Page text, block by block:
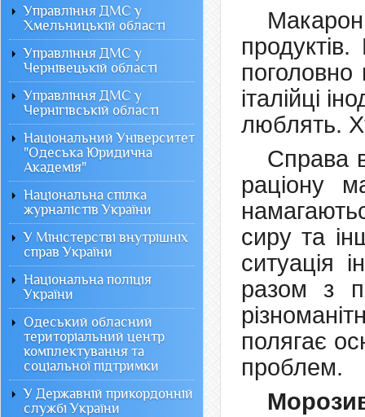
продуктів.
італійці
люблять.
Справа
раціону
сиру та
ситуація
разом з
полягає
проблем.
Управління ДМС у
Хмельницькій області
Управління ДМС у
Чернівецькій області
Управління ДМС у
Чернігівській області
Національний Університет
"Одеська Юридична
Академія"
Національна спілка
журналістів України
У Міністерстві внутрішніх
справ України
Національна поліція
України
Одеський обласний
територіальний центр
комплектування та
соціальної підтримки
У Державній прикордонній
службі України